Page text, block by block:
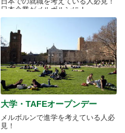
日本企業がメルボルンに！
大学・TAFEオープンデー
メルボルンで進学を考えている人必
見！